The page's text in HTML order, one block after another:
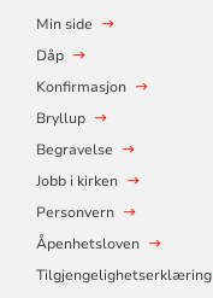
Min side
Dåp
Konfirmasjon
Bryllup
Begravelse
Jobb i kirken
Personvern
Åpenhetsloven
Tilgjengelighetserklæring